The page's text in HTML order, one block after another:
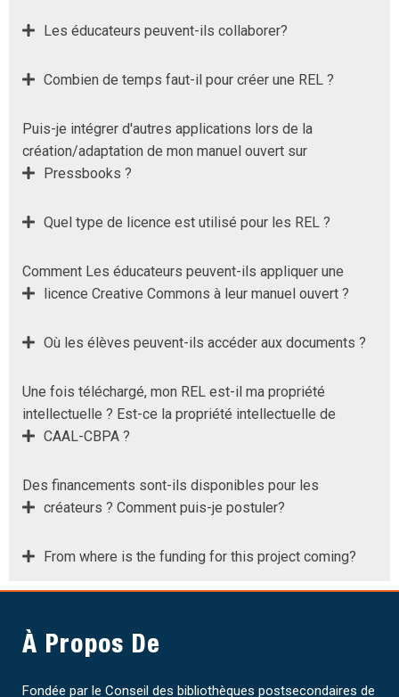
Les éducateurs peuvent-ils collaborer?
Combien de temps faut-il pour créer une REL ?
Puis-je intégrer d'autres applications lors de la
création/adaptation de mon manuel ouvert sur
Pressbooks ?
Quel type de licence est utilisé pour les REL ?
Comment Les éducateurs peuvent-ils appliquer une
licence Creative Commons à leur manuel ouvert ?
Où les élèves peuvent-ils accéder aux documents ?
Une fois téléchargé, mon REL est-il ma propriété
intellectuelle ? Est-ce la propriété intellectuelle de
CAAL-CBPA ?
Des financements sont-ils disponibles pour les
créateurs ? Comment puis-je postuler?
From where is the funding for this project coming?
À Propos De
Fondée par le Conseil des bibliothèques postsecondaires de